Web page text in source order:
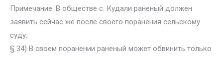
Примечание. В обществе с. Кудали раненый должен
заявить сейчас же после своего поранения сельскому
суду.
§ 34) В своем поранении раненый может обвинить только